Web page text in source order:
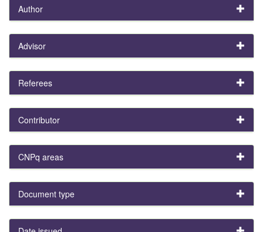
Author
Advisor
Referees
Contributor
CNPq areas
Document type